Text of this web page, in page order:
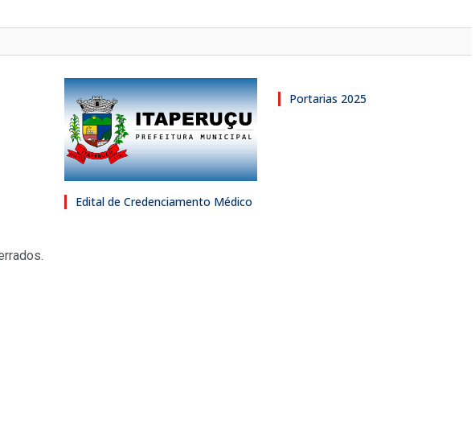
Edital de Credenciamento Médico
Portarias 2025